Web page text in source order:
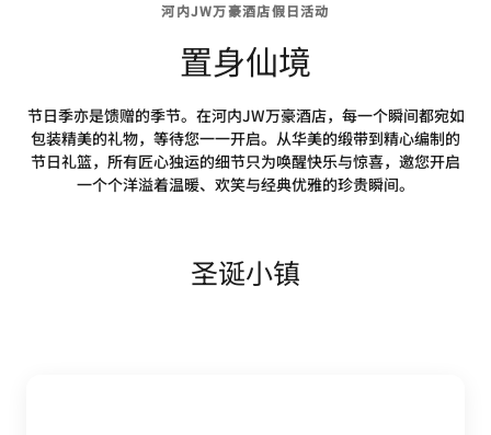
河内JW万豪酒店假日活动
置身仙境
节日季亦是馈赠的季节。在河内JW万豪酒店，每一个瞬间都宛如
包装精美的礼物，等待您一一开启。从华美的缎带到精心编制的
节日礼篮，所有匠心独运的细节只为唤醒快乐与惊喜，邀您开启
一个个洋溢着温暖、欢笑与经典优雅的珍贵瞬间。
圣诞小镇